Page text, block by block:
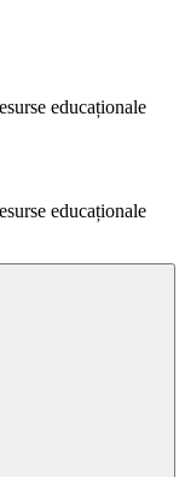
educaționale
educaționale